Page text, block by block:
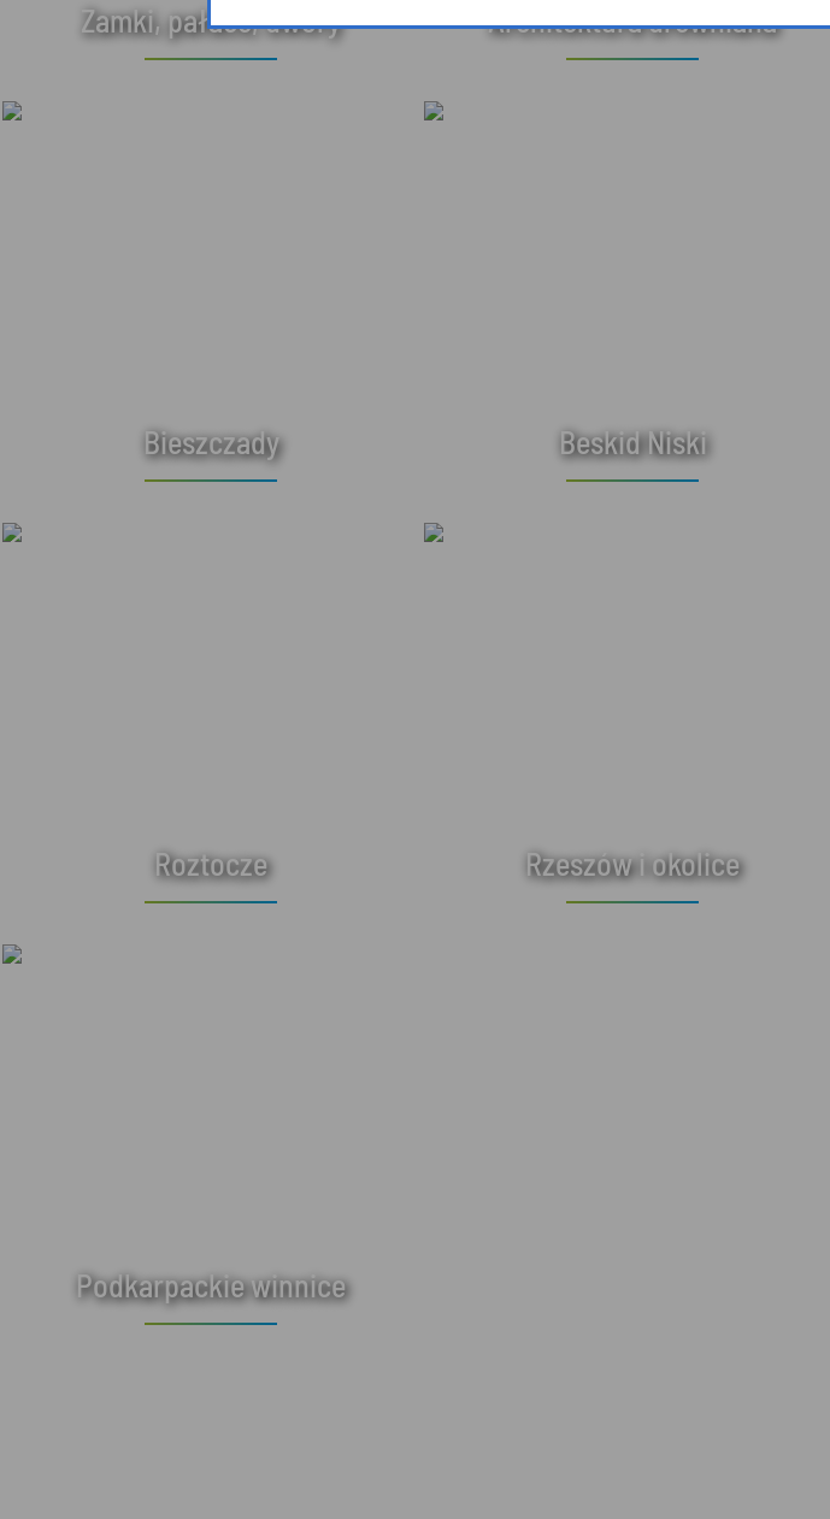
Zamki, pałace, dwory Architektura drewniana
Bieszczady Beskid Niski
Roztocze Rzeszów i okolice
Podkarpackie winnice